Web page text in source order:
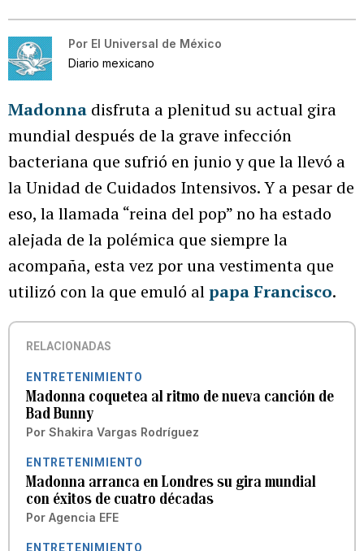
Por El Universal de México
Diario mexicano
Madonna disfruta a plenitud su actual gira
mundial después de la grave infección
bacteriana que sufrió en junio y que la llevó a
la Unidad de Cuidados Intensivos. Y a pesar de
eso, la llamada “reina del pop” no ha estado
alejada de la polémica que siempre la
acompaña, esta vez por una vestimenta que
utilizó con la que emuló alpapa Francisco.
RELACIONADAS
ENTRETENIMIENTO
Madonna coquetea al ritmo de nueva canción de
Bad Bunny
Por Shakira Vargas Rodríguez
ENTRETENIMIENTO
Madonna arranca en Londres su gira mundial
con éxitos de cuatro décadas
Por Agencia EFE
ENTRETENIMIENTO